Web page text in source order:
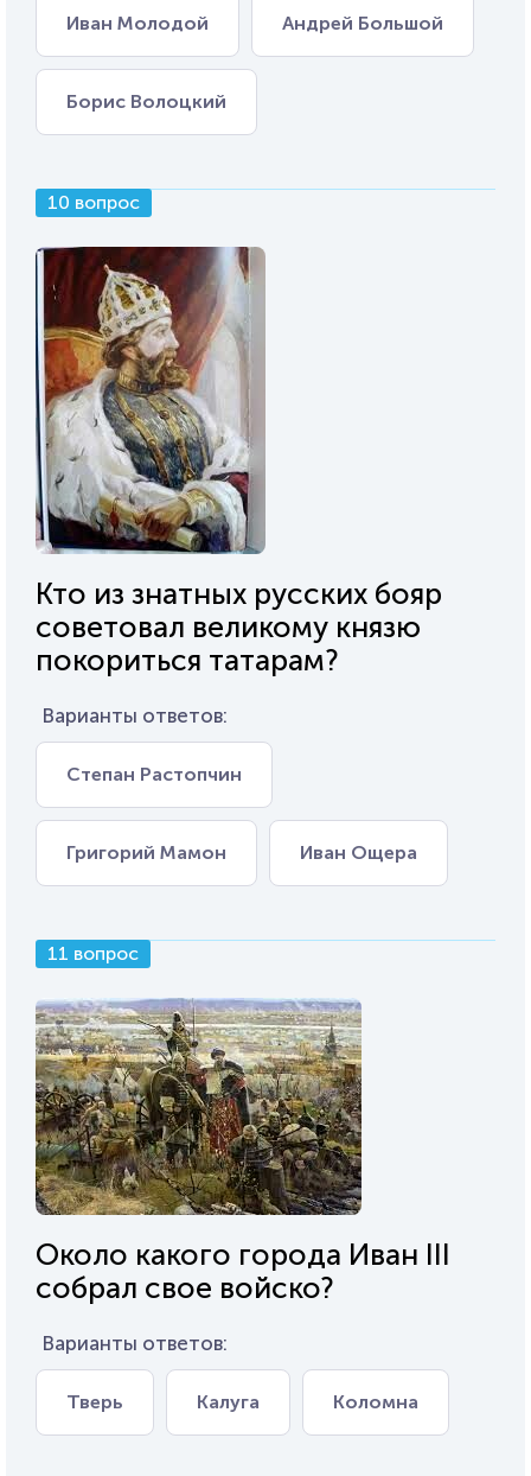
Иван Молодой Андрей Большой
Борис Волоцкий
10 вопрос
Кто из знатных русских бояр
советовал великому князю
покориться татарам?
Варианты ответов:
Степан Растопчин
Григорий Мамон Иван Ощера
11 вопрос
Около какого города Иван III
собрал свое войско?
Варианты ответов:
Тверь Калуга Коломна